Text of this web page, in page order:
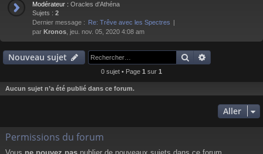
Modérateur : Oracles d'Athéna
Sujets : 2
Dernier message : Re: Trêve avec les Spectres
par Kronos , jeu. nov. 05, 2020 4:08 am
Nouveau sujet Rechercher
0 sujet • Page 1 sur 1
Aucun sujet n’a été publié dans ce forum.
Aller
Permissions du forum